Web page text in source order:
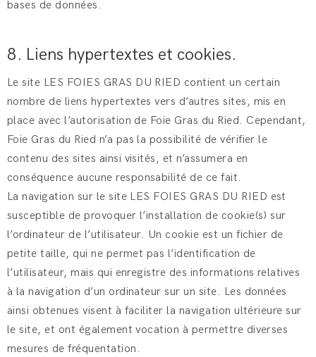
bases de données.
8. Liens hypertextes et cookies.
Le site LES FOIES GRAS DU RIED contient un certain
nombre de liens hypertextes vers d’autres sites, mis en
place avec l’autorisation de Foie Gras du Ried. Cependant,
Foie Gras du Ried n’a pas la possibilité de vérifier le
contenu des sites ainsi visités, et n’assumera en
conséquence aucune responsabilité de ce fait.
La navigation sur le site LES FOIES GRAS DU RIED est
susceptible de provoquer l’installation de cookie(s) sur
l’ordinateur de l’utilisateur. Un cookie est un fichier de
petite taille, qui ne permet pas l’identification de
l’utilisateur, mais qui enregistre des informations relatives
à la navigation d’un ordinateur sur un site. Les données
ainsi obtenues visent à faciliter la navigation ultérieure sur
le site, et ont également vocation à permettre diverses
mesures de fréquentation.